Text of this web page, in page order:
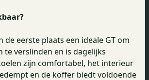
de eerste plaats een ideale GT om
te verslinden en is dagelijks
zijn comfortabel, het interieur
en de koffer biedt voldoende